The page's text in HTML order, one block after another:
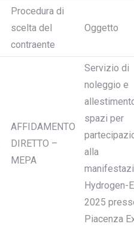
Procedura di
scelta del
contraente
Oggetto
AFFIDAMENTO
DIRETTO –
MEPA
Servizio di
noleggio e
spazi per
alla
Hydrogen-
2025
Piacenza